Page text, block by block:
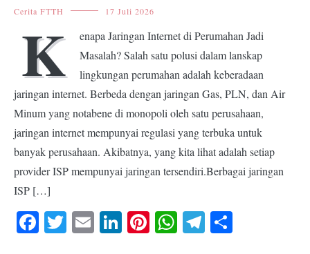
Cerita FTTH 17 Juli 2026
K
enapa Jaringan Internet di Perumahan Jadi
Masalah? Salah satu polusi dalam lanskap
lingkungan perumahan adalah keberadaan
jaringan internet. Berbeda dengan jaringan Gas, PLN, dan Air
Minum yang notabene di monopoli oleh satu perusahaan,
jaringan internet mempunyai regulasi yang terbuka untuk
banyak perusahaan. Akibatnya, yang kita lihat adalah setiap
provider ISP mempunyai jaringan tersendiri.Berbagai jaringan
ISP […]
Facebook
Twitter
EmailLinkedIn
Pinterest
WhatsApp
Telegram